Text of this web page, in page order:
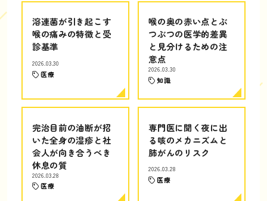
溶連菌が引き起こす
喉の痛みの特徴と受
診基準
2026.03.30
医療
喉の奥の赤い点とぶ
つぶつの医学的差異
と見分けるための注
意点
2026.03.30
知識
完治目前の油断が招
いた全身の湿疹と社
会人が向き合うべき
休息の質
2026.03.28
医療
専門医に聞く夜に出
る咳のメカニズムと
肺がんのリスク
2026.03.28
医療